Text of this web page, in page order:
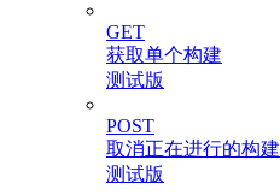
GET
获取单个构建
测试版
POST
取消正在进行的构建
测试版